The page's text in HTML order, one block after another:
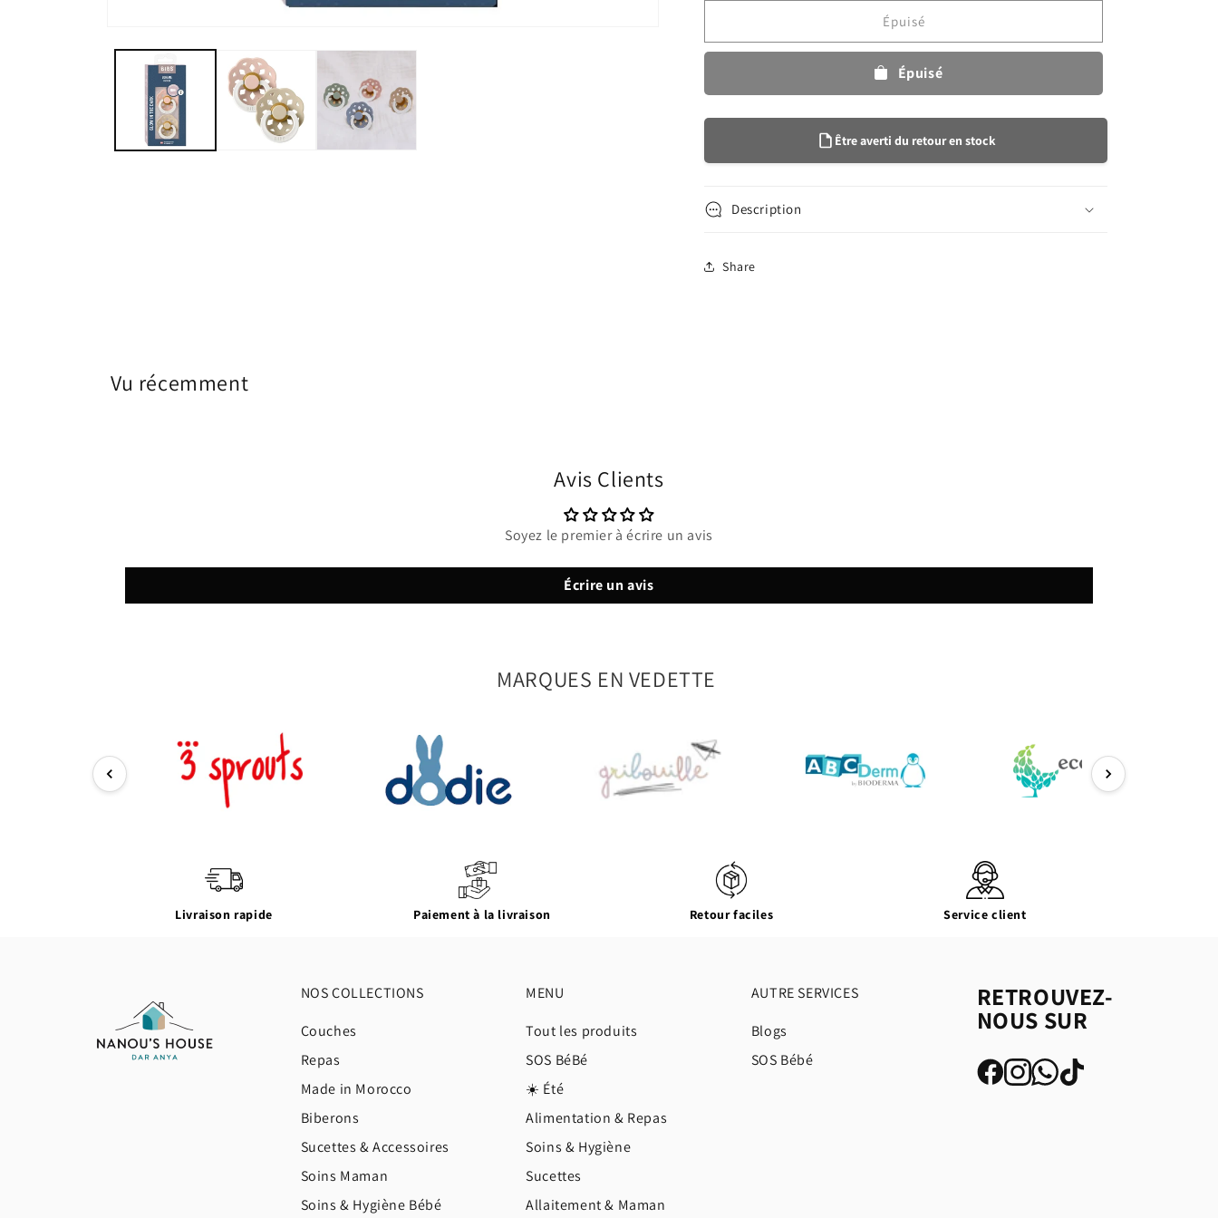
Vanilla
Vanilla
Épuisé
Épuisé
Être averti du retour en stock
Description
Share
Vu récemment
Avis Clients
Soyez le premier à écrire un avis
Écrire un avis
MARQUES EN VEDETTE
Livraison rapide Paiement à la livraison Retour faciles Service client
NOS COLLECTIONS
Couches
Repas
Made in Morocco
Biberons
Sucettes & Accessoires
Soins Maman
Soins & Hygiène Bébé
MENU
Tout les produits
SOS BéBé
☀️ Été
Alimentation & Repas
Soins & Hygiène
Sucettes
Allaitement & Maman
AUTRE SERVICES
Blogs
SOS Bébé
RETROUVEZ-
NOUS SUR